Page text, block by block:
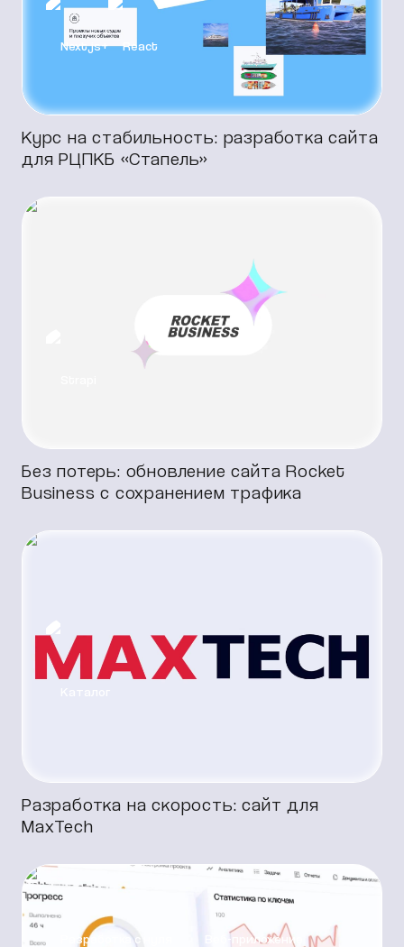
Next.js+ React
Курс на стабильность: разработка сайта
для РЦПКБ «‎Стапель»
Разработка с нуля Next.js
Без потерь: обновление сайта Rocket
Business с сохранением трафика
Разработка с нуля Next.js+ React
Разработка на скорость: сайт для
MaxTech
Разработка с нуля Веб-приложение